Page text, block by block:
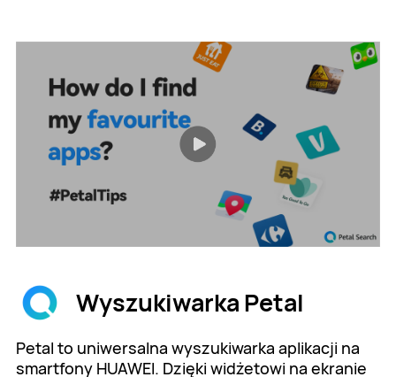
Wyszukiwarka Petal
Petal to uniwersalna wyszukiwarka aplikacji na
smartfony HUAWEI. Dzięki widżetowi na ekranie